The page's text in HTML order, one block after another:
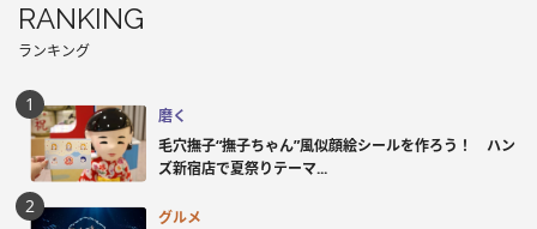
RANKING
ランキング
磨く
毛穴撫子“撫子ちゃん”風似顔絵シールを作ろう！ ハン
ズ新宿店で夏祭りテーマ...
グルメ